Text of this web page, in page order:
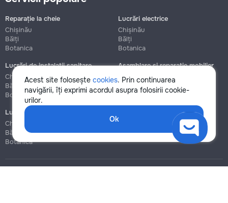
Acest site folosește cookies. Prin continuarea
navigării, îți exprimi acordul asupra folosirii cookie-
urilor.
Ok
Reparație la cheie
Chișinău
Bălți
Botanica
Lucrări electrice
Chișinău
Bălți
Botanica
Lucrări de instalații sanitare
Chișinău
Bălți
Botanica
Asamblare și reparație mobilier
Chișinău
Botanica
Lucrări de construcție și instalare
Chișinău
Bălți
Botanica